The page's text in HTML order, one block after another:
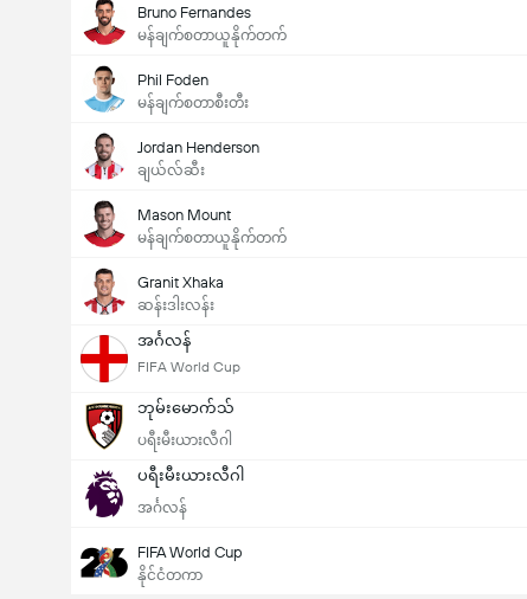
Bruno Fernandes
မန်ချက်စတာယူနိုက်တက်
Phil Foden
မန်ချက်စတာစီးတီး
Jordan Henderson
ချယ်လ်ဆီး
Mason Mount
မန်ချက်စတာယူနိုက်တက်
Granit Xhaka
ဆန်းဒါးလန်း
အင်္ဂလန်
FIFA World Cup
ဘုမ်းမောက်သ်
ပရီးမီးယားလီဂါ
ပရီးမီးယားလီဂါ
အင်္ဂလန်
FIFA World Cup
နိုင်ငံတကာ